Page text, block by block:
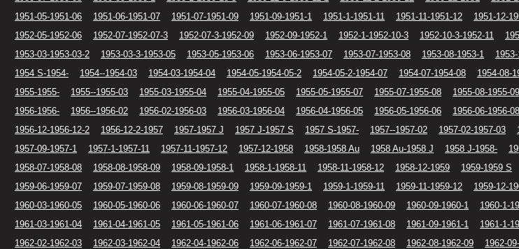
1951-05-1951-06
1951-06-1951-07 1951-07-1951-09 1951-09-1951-1 1951-1-1951-11 1951-11-1951-12 1951-12-
1952-05-1952-06
1952-07-1952-07-3 1952-07-3-1952-09 1952-09-1952-1 1952-1-1952-10-3 1952-10-3-1952-11
1953-03-1953-03-2
1953-03-3-1953-05 1953-05-1953-06 1953-06-1953-07 1953-07-1953-08 1953-08-1953-1
1954 S-1954-
1954--1954-03 1954-03-1954-04 1954-05-1954-05-2 1954-05-2-1954-07 1954-07-1954-08 1954-08-
1955-1955-
1955--1955-03 1955-03-1955-04 1955-04-1955-05 1955-05-1955-07 1955-07-1955-08 1955-08-1955-09
1956-1956-
1956--1956-02 1956-02-1956-03 1956-03-1956-04 1956-04-1956-05 1956-05-1956-06 1956-06-1956-08
1956-12-1956-12-2
1956-12-2-1957 1957-1957 J 1957 J-1957 S 1957 S-1957- 1957--1957-02 1957-02-1957-03
1957-09-1957-1
1957-1-1957-11 1957-11-1957-12 1957-12-1958 1958-1958 Au 1958 Au-1958 J 1958 J-1958-
1958-07-1958-08
1958-08-1958-09 1958-09-1958-1 1958-1-1958-11 1958-11-1958-12 1958-12-1959 1959-1959 S
1959-06-1959-07
1959-07-1959-08 1959-08-1959-09 1959-09-1959-1 1959-1-1959-11 1959-11-1959-12 1959-12-
1960-03-1960-05
1960-05-1960-06 1960-06-1960-07 1960-07-1960-08 1960-08-1960-09 1960-09-1960-1 1960-1-
1961-03-1961-04
1961-04-1961-05 1961-05-1961-06 1961-06-1961-07 1961-07-1961-08 1961-09-1961-1 1961-1-
1962-02-1962-03
1962-03-1962-04 1962-04-1962-06 1962-06-1962-07 1962-07-1962-08 1962-08-1962-09 1962-